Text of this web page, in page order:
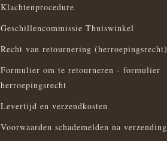
Klachtenprocedure
Geschillencommissie Thuiswinkel
Recht van retournering (herroepingsrecht)
Formulier om te retourneren - formulier
herroepingsrecht
Levertijd en verzendkosten
Voorwaarden schademelden na verzending